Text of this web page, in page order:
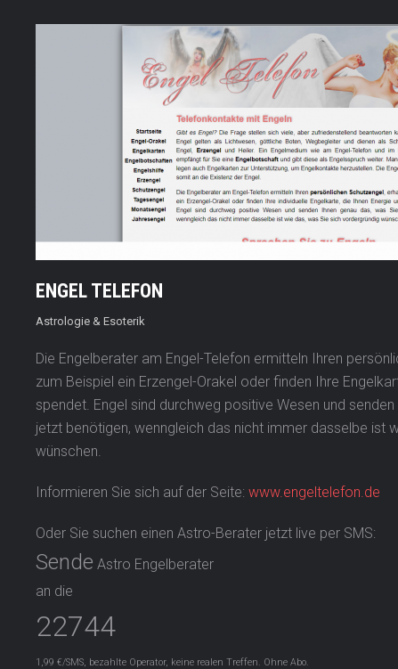
ENGEL TELEFON
Astrologie & Esoterik
Die Engelberater am Engel-Telefon ermitteln Ihren
zum Beispiel ein Erzengel-Orakel oder finden Ihre
spendet. Engel sind durchweg positive Wesen und
jetzt benötigen, wenngleich das nicht immer dasselbe ist
wünschen.
Informieren Sie sich auf der Seite: www.engeltelefon.de
Oder Sie suchen einen Astro-Berater jetzt live per SMS:
Sende Astro Engelberater
an die
22744
1,99 €/SMS, bezahlte Operator, keine realen Treffen. Ohne Abo.